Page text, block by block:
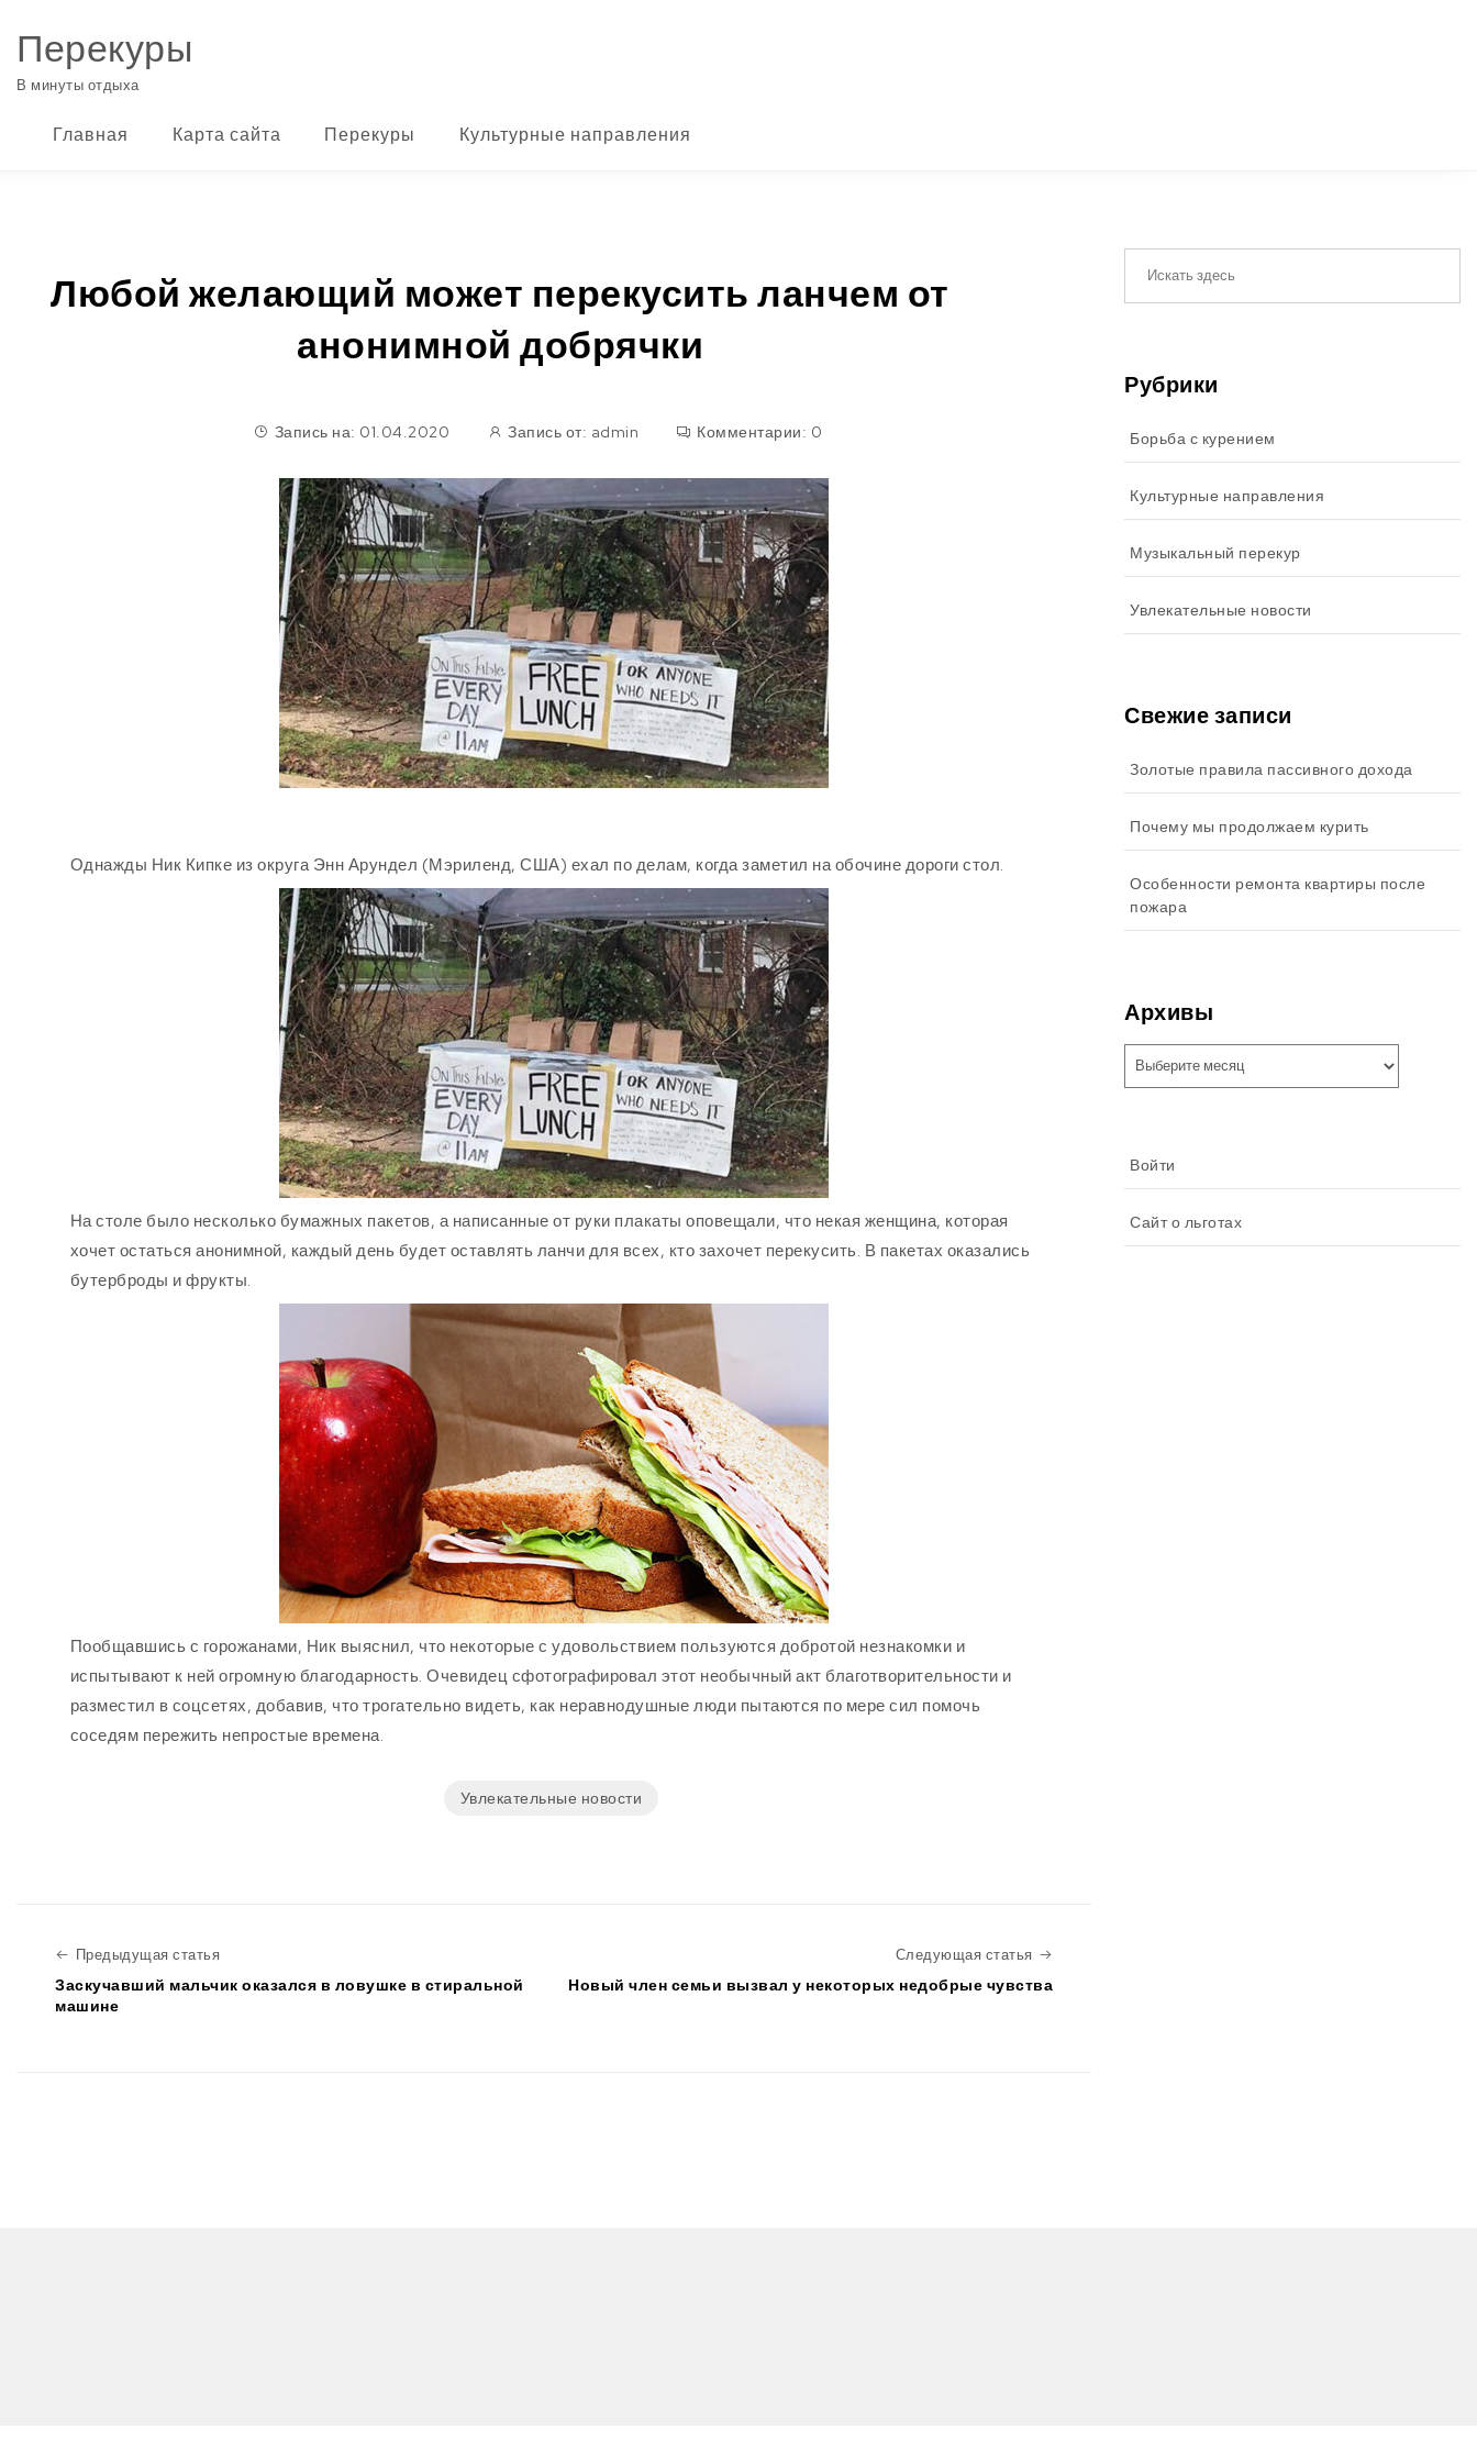
Перекуры
В минуты отдыха
Главная Карта сайта Перекуры Культурные направления
Любой желающий может перекусить ланчем от
анонимной добрячки
Запись на: 01.04.2020 Запись от: admin Комментарии: 0
Однажды Ник Кипке из округа Энн Арундел (Мэриленд, США) ехал по делам, когда заметил на обочине дороги стол.
На столе было несколько бумажных пакетов, а написанные от руки плакаты оповещали, что некая женщина, которая
хочет остаться анонимной, каждый день будет оставлять ланчи для всех, кто захочет перекусить. В пакетах оказались
бутерброды и фрукты.
Пообщавшись с горожанами, Ник выяснил, что некоторые с удовольствием пользуются добротой незнакомки и
испытывают к ней огромную благодарность. Очевидец сфотографировал этот необычный акт благотворительности и
разместил в соцсетях, добавив, что трогательно видеть, как неравнодушные люди пытаются по мере сил помочь
соседям пережить непростые времена.
Увлекательные новости
Предыдущая статьяПредыдущая статья
Заскучавший мальчик оказался в ловушке в стиральной
машине
Следующая статья
Новый член семьи вызвал у некоторых недобрые чувства
Рубрики
Борьба с курением
Культурные направления
Музыкальный перекур
Увлекательные новости
Свежие записи
Золотые правила пассивного дохода
Почему мы продолжаем курить
Особенности ремонта квартиры после
пожара
Архивы
Войти
Сайт о льготах